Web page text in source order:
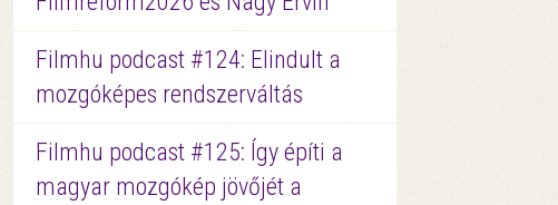
Filmhu podcast #124: Elindult a
mozgóképes rendszerváltás
Filmhu podcast #125: Így építi a
magyar mozgókép jövőjét a